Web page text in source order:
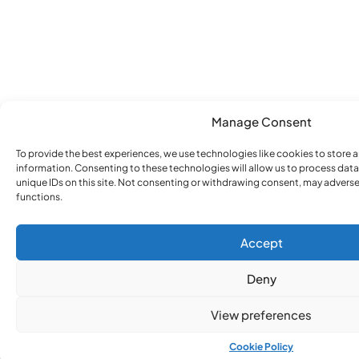
Manage Consent
To provide the best experiences, we use technologies like cookies to store
information. Consenting to these technologies will allow us to process
unique IDs on this site. Not consenting or withdrawing consent, may
functions.
Accept
Deny
View preferences
Cookie Policy